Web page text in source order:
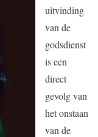
uitvinding
van de
godsdienst
is een
direct
gevolg van
het onstaan
van de